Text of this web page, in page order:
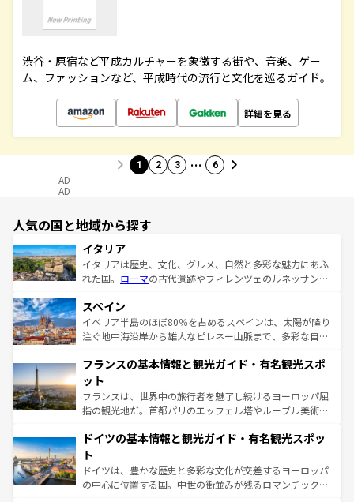
渋谷・原宿など平成カルチャーを象徴する街や、音楽、ゲー
ム、ファッションなど、平成時代の流行と文化を巡るガイド。
詳細を見る
1 2 3 … 6
AD
AD
人気の国と地域から探す
イタリア
イタリアは歴史、文化、グルメ、自然と多彩な魅力にあふ
れた国。 ローマの古代遺跡やフィレンツェのルネッサンス
ろん、トスカーナの美しい田園風景やアマルフィ海岸の絶
景など、自然景観も見逃せない。観光の合間には、本場の
ピザやパスタなど、絶品のイタリア料理を堪能することも
ませてくれるイタリアで、忘れられない旅をしてみよう！
なお、新着のイタリア情報は
しい。
スペイン
イベリア半島のほぼ80％を占めるスペインは、太陽が降り
注ぐ地中海沿岸から雄大なピレネー山脈まで、多彩な自然
文化が根付くこの国では、情熱的なフラメンコ、熱気あふ
れる闘牛、そして美味しいタパスが生活の一部となってい
る。首都マドリードの洗練された雰囲気や、バルセロナの
アートに溢れた街角から、地方では古代ローマ遺跡や中世
せる。地方によって風土や気候が異なるスペインはその個
ンテンツ一覧 を参照してほしい。
フランスの基本情報と観光ガイド・有名観光スポ
ット
フランスは、世界中の旅行者を魅了し続けるヨーロッパ屈
指の観光地だ。首都パリのエッフェル塔やルーブル美術館
で、幅広い魅力が詰まっている。華麗な宮殿、歴史的な大
聖堂、美しいビーチ、そして豊かな自然が、訪れる者を心
から魅了する。また、フランスは美食の国としても知ら
れ、フランス料理はユネスコ無形文化遺産にも登録されて
ドイツの基本情報と観光ガイド・有名観光スポッ
ト
ドイツは、豊かな歴史と多彩な文化が交差するヨーロッパ
の中心に位置する国。中世の街並みが残るロマンチック街